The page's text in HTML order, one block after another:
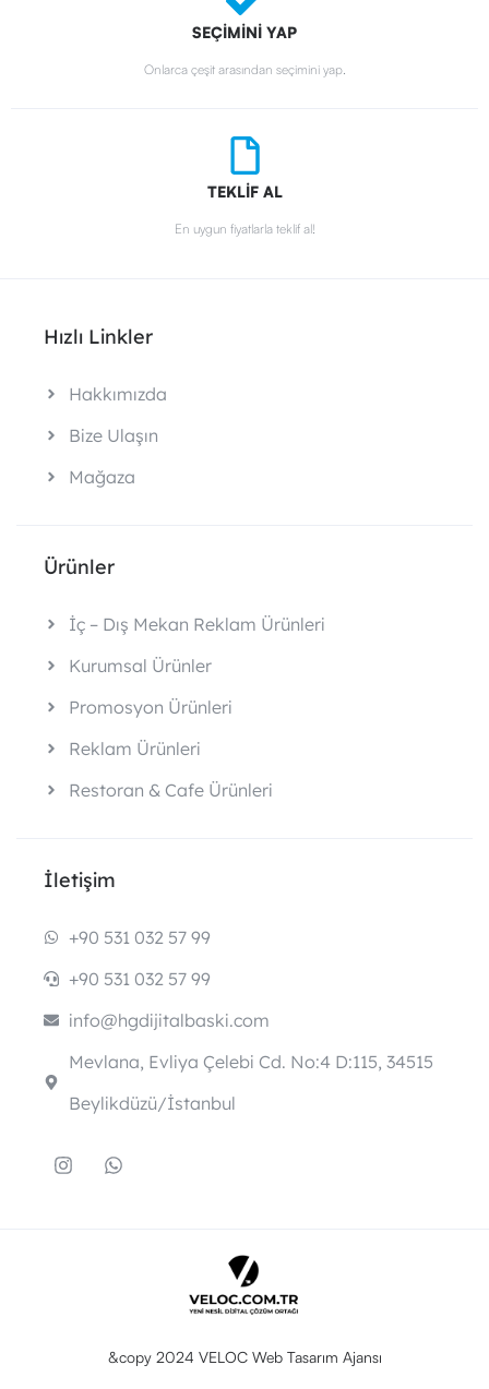
SEÇİMİNİ YAP
Onlarca çeşit arasından seçimini yap.
TEKLİF AL
En uygun fiyatlarla teklif al!
Hızlı Linkler
Hakkımızda
Bize Ulaşın
Mağaza
Ürünler
İç – Dış Mekan Reklam Ürünleri
Kurumsal Ürünler
Promosyon Ürünleri
Reklam Ürünleri
Restoran & Cafe Ürünleri
İletişim
+90 531 032 57 99
+90 531 032 57 99
info@hgdijitalbaski.com
Mevlana, Evliya Çelebi Cd. No:4 D:115, 34515
Beylikdüzü/İstanbul
&copy 2024 VELOC Web Tasarım Ajansı